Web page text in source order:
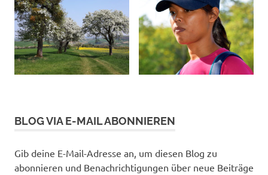
BLOG VIA E-MAIL ABONNIEREN
Gib deine E-Mail-Adresse an, um diesen Blog zu
abonnieren und Benachrichtigungen über neue Beiträge